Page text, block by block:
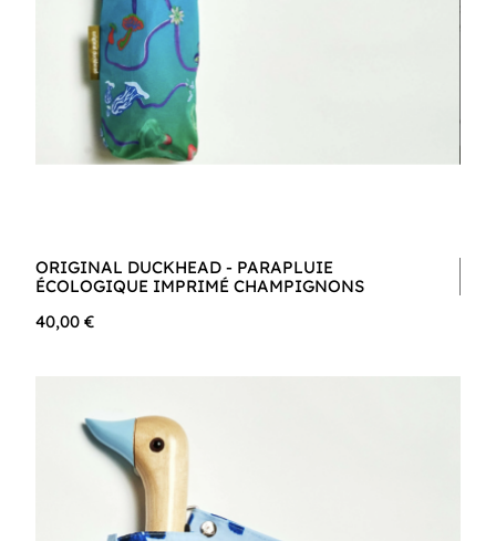
ORIGINAL DUCKHEAD - PARAPLUIE
ÉCOLOGIQUE IMPRIMÉ CHAMPIGNONS
40,00 €